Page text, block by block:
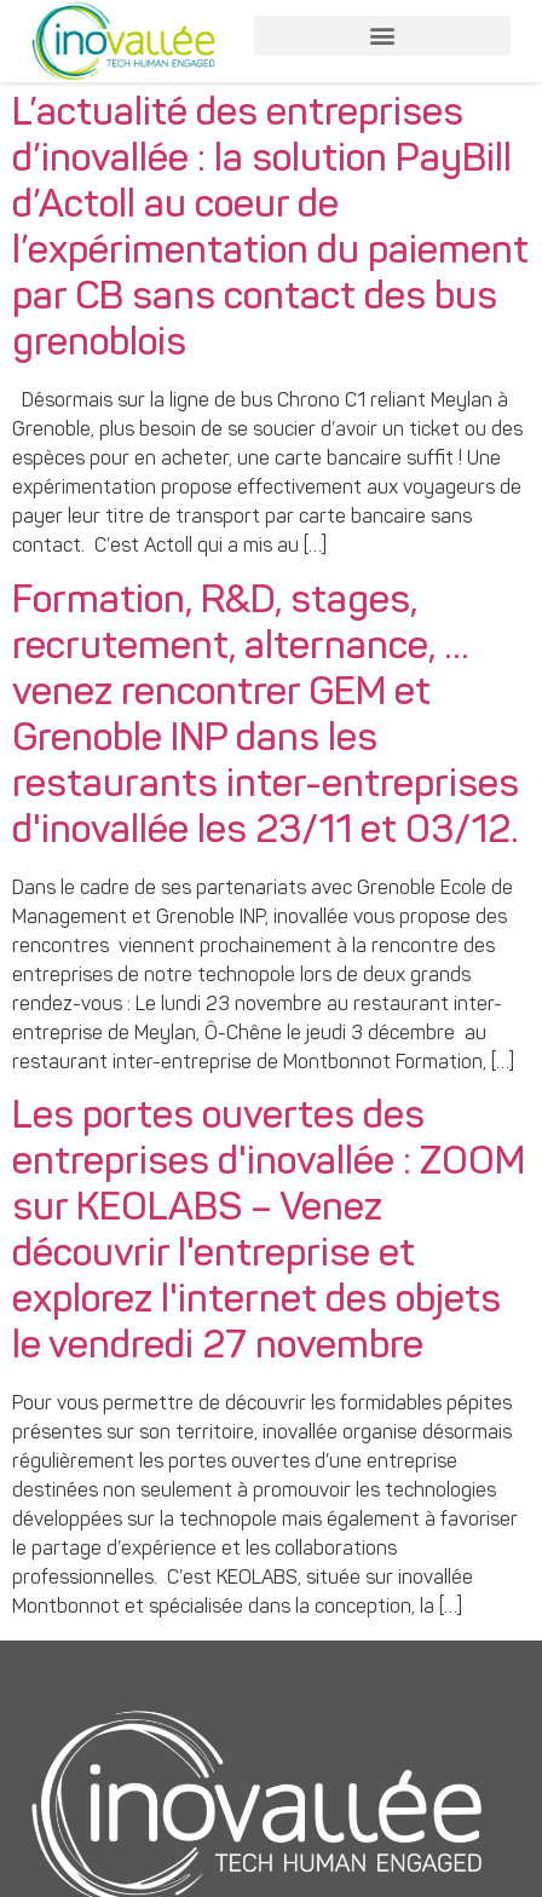
L’actualité des entreprises
d’inovallée : la solution PayBill
d’Actoll au coeur de
l’expérimentation du paiement
par CB sans contact des bus
grenoblois
Désormais sur la ligne de bus Chrono C1 reliant Meylan à
Grenoble, plus besoin de se soucier d’avoir un ticket ou des
espèces pour en acheter, une carte bancaire suffit ! Une
expérimentation propose effectivement aux voyageurs de
payer leur titre de transport par carte bancaire sans
contact. C’est Actoll qui a mis au […]
Formation, R&D, stages,
recrutement, alternance, …
venez rencontrer GEM et
Grenoble INP dans les
restaurants inter-entreprises
d'inovallée les 23/11 et 03/12.
Dans le cadre de ses partenariats avec Grenoble Ecole de
Management et Grenoble INP, inovallée vous propose des
rencontres viennent prochainement à la rencontre des
entreprises de notre technopole lors de deux grands
rendez-vous : Le lundi 23 novembre au restaurant inter-
entreprise de Meylan, Ô-Chêne le jeudi 3 décembre au
restaurant inter-entreprise de Montbonnot Formation, […]
Les portes ouvertes des
entreprises d'inovallée : ZOOM
sur KEOLABS – Venez
découvrir l'entreprise et
explorez l'internet des objets
le vendredi 27 novembre
Pour vous permettre de découvrir les formidables pépites
présentes sur son territoire, inovallée organise désormais
régulièrement les portes ouvertes d’une entreprise
destinées non seulement à promouvoir les technologies
développées sur la technopole mais également à favoriser
le partage d’expérience et les collaborations
professionnelles. C’est KEOLABS, située sur inovallée
Montbonnot et spécialisée dans la conception, la […]